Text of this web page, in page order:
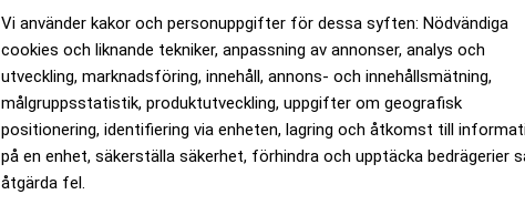
Vi använder kakor och personuppgifter för dessa syften: Nödvändiga
cookies och liknande tekniker, anpassning av annonser, analys och
utveckling, marknadsföring, innehåll, annons- och innehållsmätning,
målgruppsstatistik, produktutveckling, uppgifter om geografisk
positionering, identifiering via enheten, lagring och åtkomst till
på en enhet, säkerställa säkerhet, förhindra och upptäcka bedrägerier
åtgärda fel.